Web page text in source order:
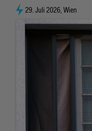
29. Juli 2026, Wien